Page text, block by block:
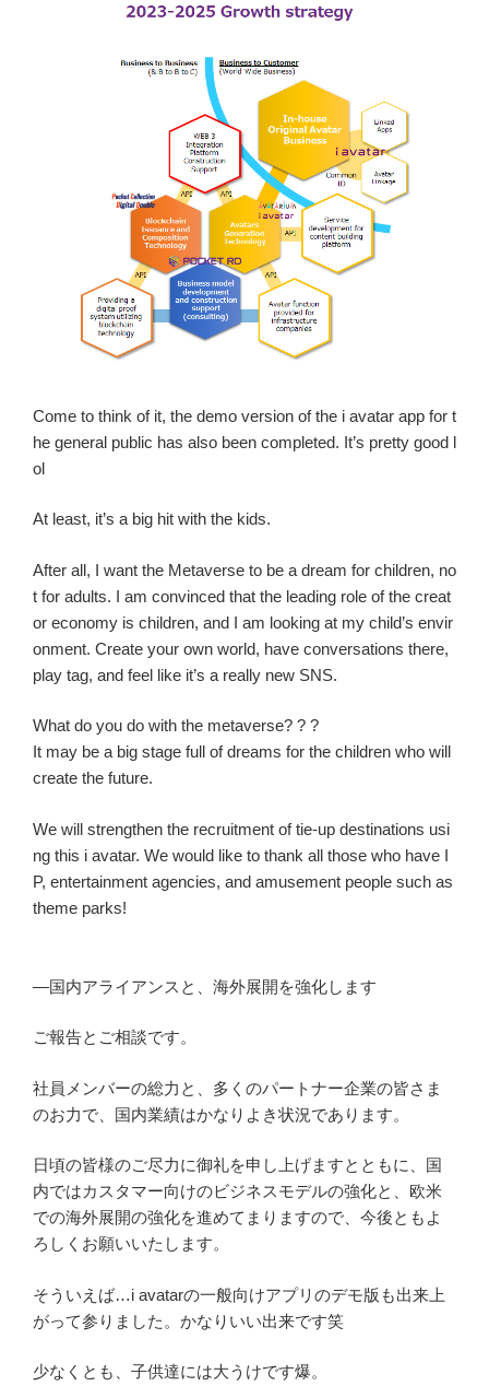
Come to think of it, the demo version of the i avatar app for t
he general public has also been completed. It’s pretty good l
ol
At least, it’s a big hit with the kids.
After all, I want the Metaverse to be a dream for children, no
t for adults. I am convinced that the leading role of the creat
or economy is children, and I am looking at my child’s envir
onment. Create your own world, have conversations there,
play tag, and feel like it’s a really new SNS.
What do you do with the metaverse? ? ?
It may be a big stage full of dreams for the children who will
create the future.
We will strengthen the recruitment of tie-up destinations usi
ng this i avatar. We would like to thank all those who have I
P, entertainment agencies, and amusement people such as
theme parks!
—国内アライアンスと、海外展開を強化します
ご報告とご相談です。
社員メンバーの総力と、多くのパートナー企業の皆さま
のお力で、国内業績はかなりよき状況であります。
日頃の皆様のご尽力に御礼を申し上げますとともに、国
内ではカスタマー向けのビジネスモデルの強化と、欧米
での海外展開の強化を進めてまりますので、今後ともよ
ろしくお願いいたします。
そういえば…i avatarの一般向けアプリのデモ版も出来上
がって参りました。かなりいい出来です笑
少なくとも、子供達には大うけです爆。